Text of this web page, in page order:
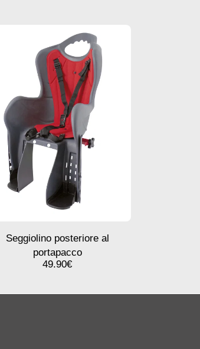
Seggiolino posteriore al
portapacco
49.90€